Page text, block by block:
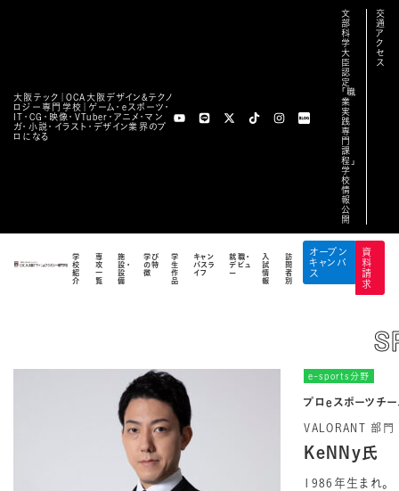
大阪テック｜OCA⼤阪デザイン&テクノ
ロジー専⾨学校｜ゲーム・eスポーツ・
IT・CG・映像・VTuber・アニメ・マン
ガ・小説・イラスト・デザイン業界のプ
ロになる
文
部
科
学
大
臣
認
定
「職
業
実
践
専
門
課
程」
学
校
情
報
公
開
交
通
ア
ク
セ
ス
学
校
紹
介
専
攻
一
覧
施
設・
設
備
学び
の特
徴
学
生
作
品
キャン
パスラ
イフ
就職・
デビュ
ー
入
試
情
報
訪
問
者
別
オープン
キャンパ
ス
資
料
請
求
業界特別ゼミ
特別講義 /KeNNy氏
e-sports分野
プロeスポーツチ
VALORANT 部門
KeNNy氏
1986年生まれ。